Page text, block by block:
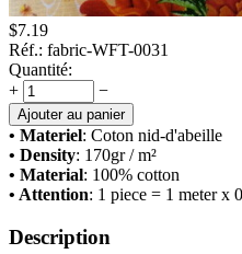
$7.19
Réf.: fabric-WFT-0031
Quantité:
+
−
Ajouter au panier
• Materiel: Сoton nid-d'abeille
• Density: 170gr / m²
• Material: 100% cotton
• Attention: 1 piece = 1 meter x
Description